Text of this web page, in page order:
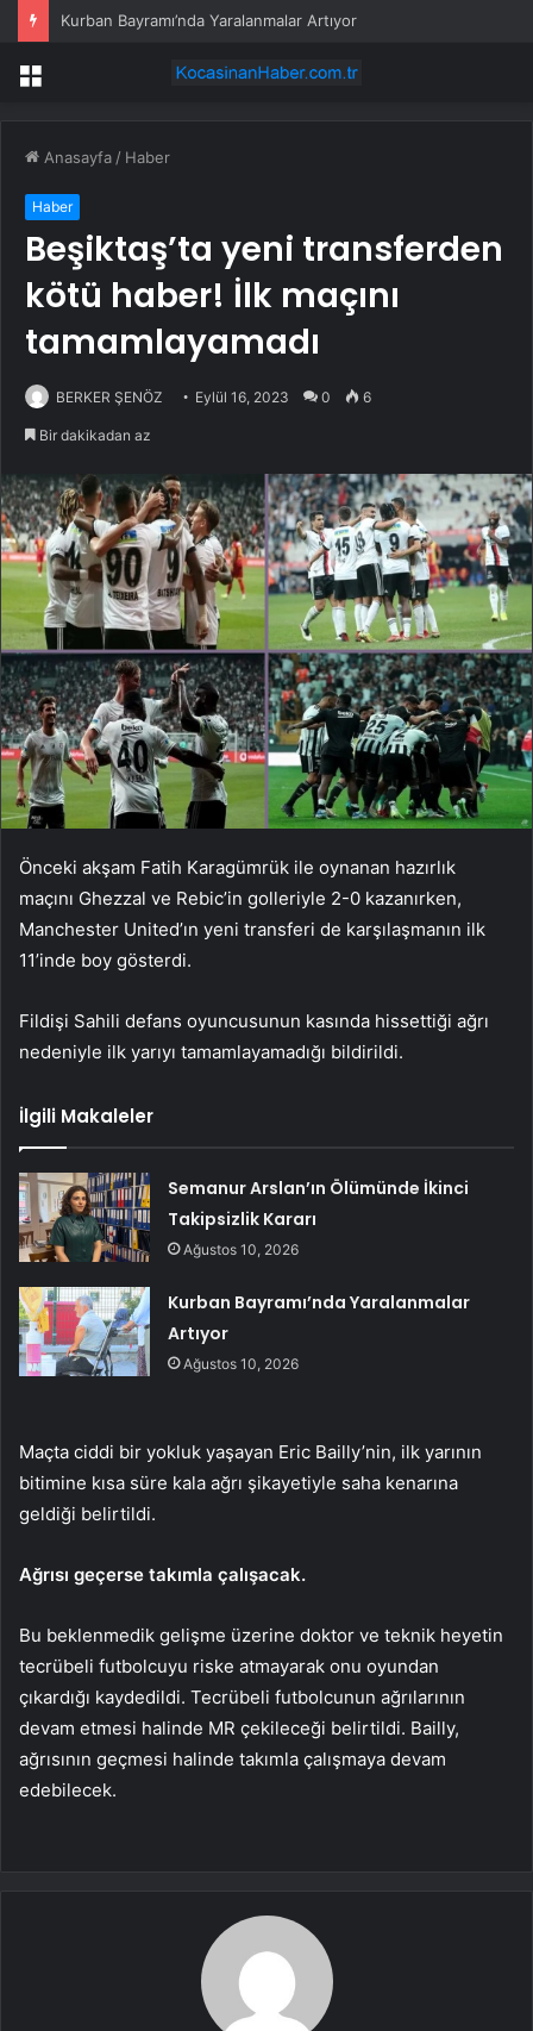
Kurban Bayramı’nda Yaralanmalar Artıyor
Menü
Anasayfa / Haber
Haber
Beşiktaş’ta yeni transferden
kötü haber! İlk maçını
tamamlayamadı
BERKER ŞENÖZ Eylül 16, 2023 0 6
Bir dakikadan az
Önceki akşam Fatih Karagümrük ile oynanan hazırlık
maçını Ghezzal ve Rebic’in golleriyle 2-0 kazanırken,
Manchester United’ın yeni transferi de karşılaşmanın ilk
11’inde boy gösterdi.
Fildişi Sahili defans oyuncusunun kasında hissettiği ağrı
nedeniyle ilk yarıyı tamamlayamadığı bildirildi.
İlgili Makaleler
Semanur Arslan’ın Ölümünde İkinci
Takipsizlik Kararı
Ağustos 10, 2026
Kurban Bayramı’nda Yaralanmalar
Artıyor
Ağustos 10, 2026
Maçta ciddi bir yokluk yaşayan Eric Bailly’nin, ilk yarının
bitimine kısa süre kala ağrı şikayetiyle saha kenarına
geldiği belirtildi.
Ağrısı geçerse takımla çalışacak.
Bu beklenmedik gelişme üzerine doktor ve teknik heyetin
tecrübeli futbolcuyu riske atmayarak onu oyundan
çıkardığı kaydedildi. Tecrübeli futbolcunun ağrılarının
devam etmesi halinde MR çekileceği belirtildi. Bailly,
ağrısının geçmesi halinde takımla çalışmaya devam
edebilecek.